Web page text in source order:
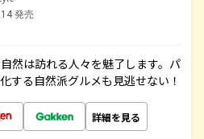
発売
然は訪れる人々を魅了します。パ
する自然派グルメも見逃せない！
詳細を見る